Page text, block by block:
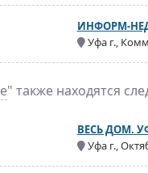
ИНФОРМ-
Уфа г.,
" также находятся
ВЕСЬ ДОМ.
Уфа г.,